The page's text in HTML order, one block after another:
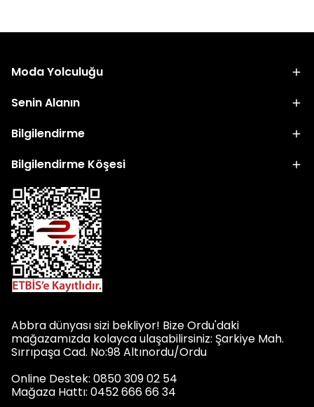
Moda Yolculuğu
Senin Alanın
Bilgilendirme
Bilgilendirme Köşesi
Abbra dünyası sizi bekliyor! Bize Ordu'daki
mağazamızda kolayca ulaşabilirsiniz: Şarkiye Mah.
Sırrıpaşa Cad. No:98 Altınordu/Ordu
Online Destek: 0850 309 02 54
Mağaza Hattı: 0452 666 66 34